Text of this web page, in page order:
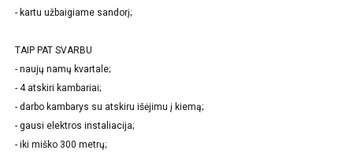
- kartu užbaigiame sandorį;
TAIP PAT SVARBU
- naujų namų kvartale;
- 4 atskiri kambariai;
- darbo kambarys su atskiru išėjimu į kiemą;
- gausi elektros instaliacija;
- iki miško 300 metrų;